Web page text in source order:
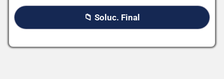
📁 Soluc. Final